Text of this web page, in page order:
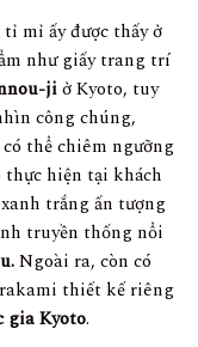
mỉ ấy được thấy ở
như giấy trang trí
jiở Kyoto, tuy
công chúng,
thể chiêm ngưỡng
thực hiện tại khách
trắng ấn tượng
truyền thống nổi
Ngoài ra, còn có
thiết kế riêng
gia Kyoto.